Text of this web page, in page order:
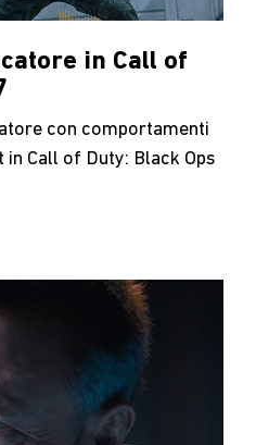
in Call of
con comportamenti
in Call of Duty: Black Ops